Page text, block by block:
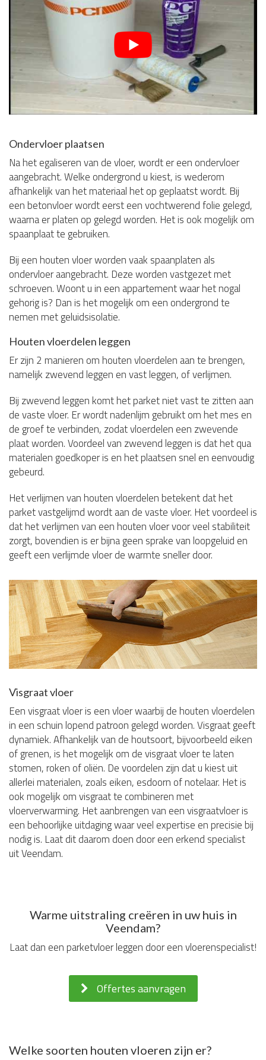
Ondervloer plaatsen
Na het egaliseren van de vloer, wordt er een ondervloer
aangebracht. Welke ondergrond u kiest, is wederom
afhankelijk van het materiaal het op geplaatst wordt. Bij
een betonvloer wordt eerst een vochtwerend folie gelegd,
waarna er platen op gelegd worden. Het is ook mogelijk om
spaanplaat te gebruiken.
Bij een houten vloer worden vaak spaanplaten als
ondervloer aangebracht. Deze worden vastgezet met
schroeven. Woont u in een appartement waar het nogal
gehorig is? Dan is het mogelijk om een ondergrond te
nemen met geluidsisolatie.
Houten vloerdelen leggen
Er zijn 2 manieren om houten vloerdelen aan te brengen,
namelijk zwevend leggen en vast leggen, of verlijmen.
Bij zwevend leggen komt het parket niet vast te zitten aan
de vaste vloer. Er wordt nadenlijm gebruikt om het mes en
de groef te verbinden, zodat vloerdelen een zwevende
plaat worden. Voordeel van zwevend leggen is dat het qua
materialen goedkoper is en het plaatsen snel en eenvoudig
gebeurd.
Het verlijmen van houten vloerdelen betekent dat het
parket vastgelijmd wordt aan de vaste vloer. Het voordeel is
dat het verlijmen van een houten vloer voor veel stabiliteit
zorgt, bovendien is er bijna geen sprake van loopgeluid en
geeft een verlijmde vloer de warmte sneller door.
Visgraat vloer
Een visgraat vloer is een vloer waarbij de houten vloerdelen
in een schuin lopend patroon gelegd worden. Visgraat geeft
dynamiek. Afhankelijk van de houtsoort, bijvoorbeeld eiken
of grenen, is het mogelijk om de visgraat vloer te laten
stomen, roken of oliën. De voordelen zijn dat u kiest uit
allerlei materialen, zoals eiken, esdoorn of notelaar. Het is
ook mogelijk om visgraat te combineren met
vloerverwarming. Het aanbrengen van een visgraatvloer is
een behoorlijke uitdaging waar veel expertise en precisie bij
nodig is. Laat dit daarom doen door een erkend specialist
uit Veendam.
Warme uitstraling creëren in uw huis in
Veendam?
Laat dan een parketvloer leggen door een vloerenspecialist!
Offertes aanvragen
Welke soorten houten vloeren zijn er?